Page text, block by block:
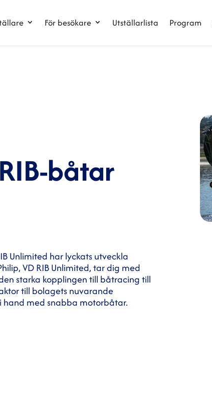
För besökare Utställarlista Program
båtar
Unlimited har lyckats utveckla
VD RIB Unlimited, tar dig med
starka kopplingen till båtracing till
till bolagets nuvarande
hand med snabba motorbåtar.